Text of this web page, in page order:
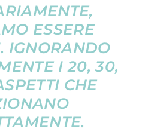
ESSERE
IGNORANDO
I 20, 30,
CHE